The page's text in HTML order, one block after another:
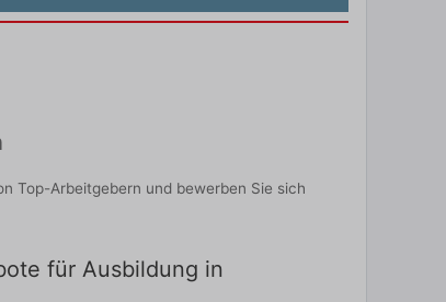
Top-Arbeitgebern und bewerben Sie sich
für Ausbildung in